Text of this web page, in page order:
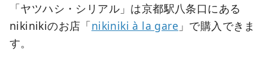
「ヤツハシ・シリアル」は京都駅八条口にある
nikinikiのお店「nikiniki à la gare 」で購入できま
す。